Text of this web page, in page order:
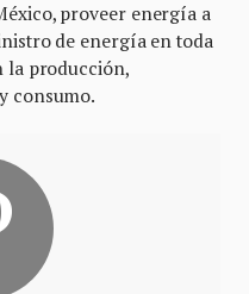
proveer energía a
de energía en toda
la producción,
consumo.